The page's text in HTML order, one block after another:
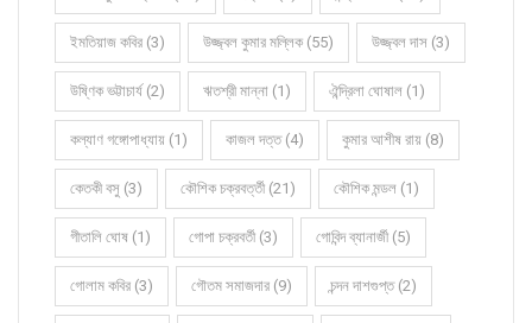
ইমতিয়াজ কবির (3) উজ্জ্বল কুমার মল্লিক (55) উজ্জ্বল দাস (3)
উষ্ণিক ভট্টাচার্য (2) ঋতশ্রী মান্না (1) ঐন্দ্রিলা ঘোষাল (1)
কল্যাণ গঙ্গোপাধ্যায় (1) কাজল দত্ত (4) কুমার আশীষ রায় (8)
কেতকী বসু (3) কৌশিক চক্রবর্ত্তী (21) কৌশিক মন্ডল (1)
গীতালি ঘোষ (1) গোপা চক্রবর্তী (3) গোবিন্দ ব্যানার্জী (5)
গোলাম কবির (3) গৌতম সমাজদার (9) চন্দন দাশগুপ্ত (2)